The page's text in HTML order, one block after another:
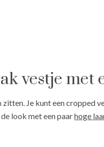
vestje met
Je kunt een cropped
look met een paarhoge